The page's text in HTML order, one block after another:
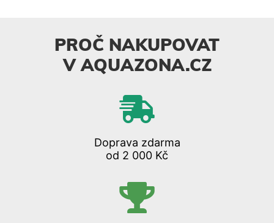
PROČ NAKUPOVAT
V AQUAZONA.CZ
Doprava zdarma
od 2 000 Kč